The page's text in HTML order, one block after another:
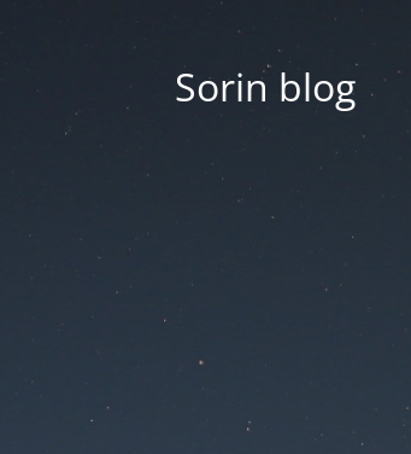
Sorin blog